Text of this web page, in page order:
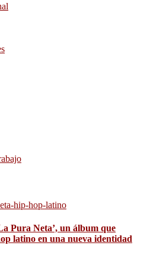
Pura Neta’, un álbum que
latino en una nueva identidad